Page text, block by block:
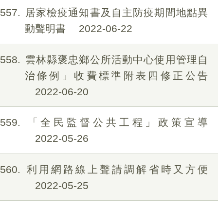
557
居家檢疫通知書及自主防疫期間地點異
動聲明書
2022-06-22
558
雲林縣褒忠鄉公所活動中心使用管理自
治條例」收費標準附表四修正公告
2022-06-20
559
「全民監督公共工程」政策宣導
2022-05-26
560
利用網路線上聲請調解省時又方便
2022-05-25